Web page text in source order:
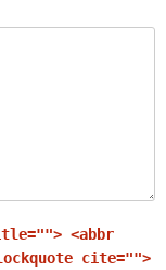
<abbr
cite="">